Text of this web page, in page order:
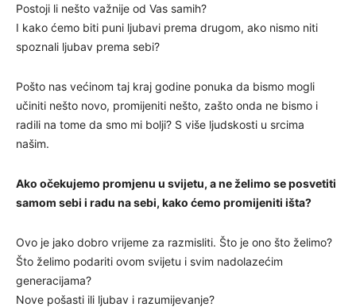
Postoji li nešto važnije od Vas samih?
I kako ćemo biti puni ljubavi prema drugom, ako nismo niti
spoznali ljubav prema sebi?
Pošto nas većinom taj kraj godine ponuka da bismo mogli
učiniti nešto novo, promijeniti nešto, zašto onda ne bismo i
radili na tome da smo mi bolji? S više ljudskosti u srcima
našim.
Ako očekujemo promjenu u svijetu, a ne želimo se posvetiti
samom sebi i radu na sebi, kako ćemo promijeniti išta?
Ovo je jako dobro vrijeme za razmisliti. Što je ono što želimo?
Što želimo podariti ovom svijetu i svim nadolazećim
generacijama?
Nove pošasti ili ljubav i razumijevanje?